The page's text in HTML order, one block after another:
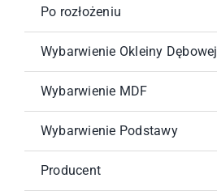
Po rozłożeniu
Wybarwienie Okleiny Dębowej
Wybarwienie MDF
Wybarwienie Podstawy
Producent